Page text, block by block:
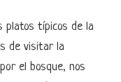
platos típicos de la
de visitar la
el bosque, nos